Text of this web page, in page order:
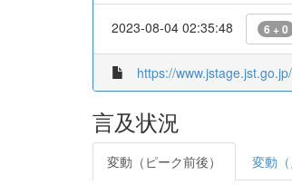
2023-08-04 02:35:48 6 + 0
https://
言及状況
変動（ピーク前後） 変動（